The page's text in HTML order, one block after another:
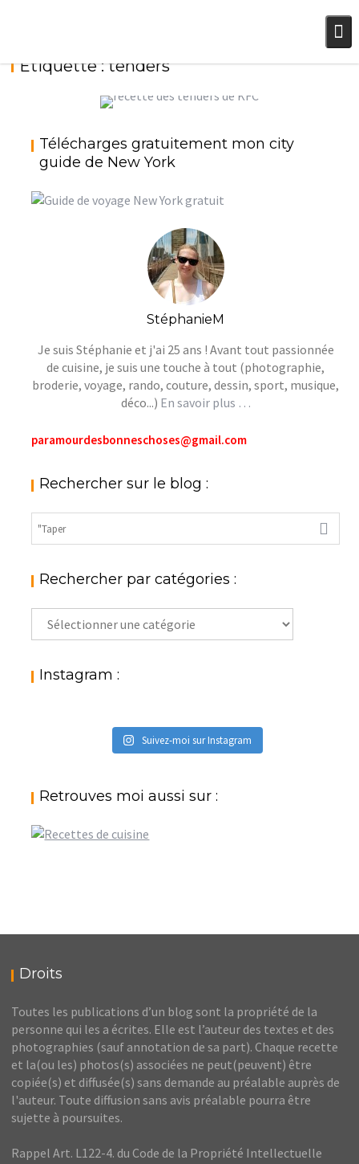
Étiquette :tenders
POULET FAÇON TENDERS DE KFC
StéphanieM
Télécharges gratuitement mon city
guide de New York
StéphanieM
Je suis Stéphanie et j'ai 25 ans ! Avant tout passionnée
de cuisine, je suis une touche à tout (photographie,
broderie, voyage, rando, couture, dessin, sport, musique,
déco...) En savoir plus …
paramourdesbonneschoses@gmail.com
Rechercher sur le blog :
Rechercher par catégories :
Rechercher
par
: Instagram :
Suivez-moi sur Instagram
Retrouves moi aussi sur :
Droits
Toutes les publications d’un blog sont la propriété de la
personne qui les a écrites. Elle est l’auteur des textes et des
photographies (sauf annotation de sa part). Chaque recette
et la(ou les) photos(s) associées ne peut(peuvent) être
copiée(s) et diffusée(s) sans demande au préalable auprès de
l'auteur. Toute diffusion sans avis préalable pourra être
sujette à poursuites.
Rappel Art. L122-4. du Code de la Propriété Intellectuelle